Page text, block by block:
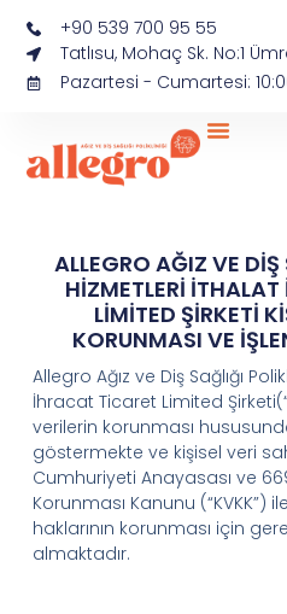
+90 539 700 95 55
Tatlısu, Mohaç Sk. No:1
Pazartesi - Cumartesi:
ALLEGRO AĞIZ VE
HİZMETLERİ
LİMİTED ŞİRKETİ
KORUNMASI VE
Allegro Ağız ve Diş Sağlığı
İhracat Ticaret Limited Şirketi
verilerin korunması
göstermekte ve kişisel veri
Cumhuriyeti Anayasası ve
Korunması Kanunu (“KVKK”)
haklarının korunması için
almaktadır.